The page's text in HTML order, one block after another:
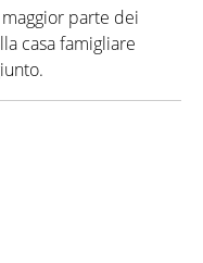
parte dei
casa famigliare